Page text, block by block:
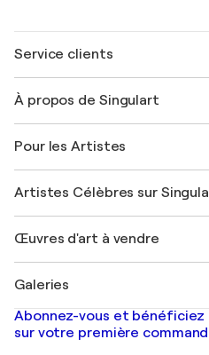
Service clients
Expédition
Offrir une carte cadeau
Rejoignez notre programme
Mon compte
+33 1 76 44 06 42
À propos de Singulart
FAQ
Magazine Singulart
Emplois
Découvrez une sélection d'art
Pour les Artistes
Se connecter en tant
Artistes Célèbres sur
Marc Chagall
Banksy
Mr. Brainwash
Shepard Fairey
Œuvres d'art à vendre
Tableaux abstraits à vendre
Peintures de paysage
Estampes
Galeries
Galeries d'art en France
Galeries d'art en Belgique
Abonnez-vous et bénéficiez
sur votre première